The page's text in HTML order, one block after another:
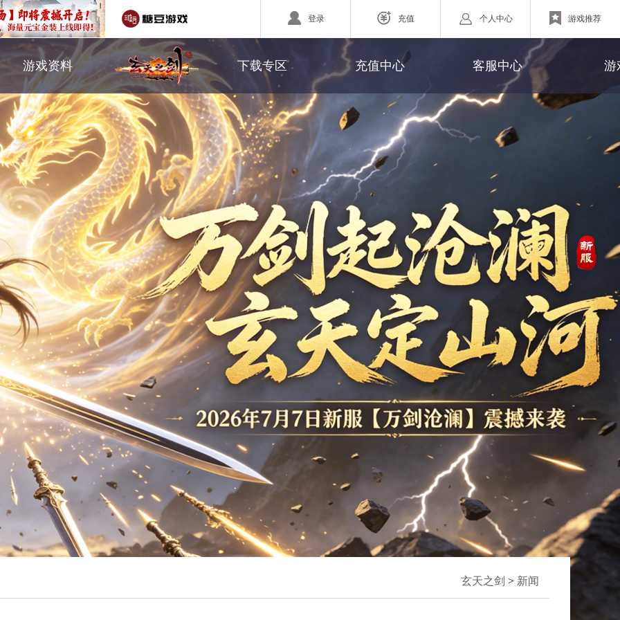
游戏推荐
个人中心
充值
登录
《秦始皇ol》国庆大服
国战的号角已经打响
【醉八仙】新派回合制
八仙过海故事背景
【北欧战纪】北欧神话为世界观
小体量好上手
注册账号 客服中心
回合制游戏
醉红楼
醉八仙
游】神兽版
国战游戏
秦始皇
斗神
特色游戏
勇士无双
网页游戏
ZAZA超级英雄
游戏资料 下载专区 充值中心 客服中心 游
职业介绍
副本系统
转职系统
补丁下载 充值查询
充值帮助
官方微博
玄天之剑 > 新闻